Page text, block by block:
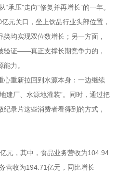
承压”走向“修复并再增长”的一年。
元关口，坐上饮品行业头部位置，
均实现双位数增长；另一方面，
验证——真正支撑长期竞争力的，
力。
心重新拉回到水源本身：一边继续
建厂、水源地灌装”。同时，通过把
录片这些消费者看得到的方式，
元，其中，食品业务营收为104.94
营收为194.71亿元，同比增长